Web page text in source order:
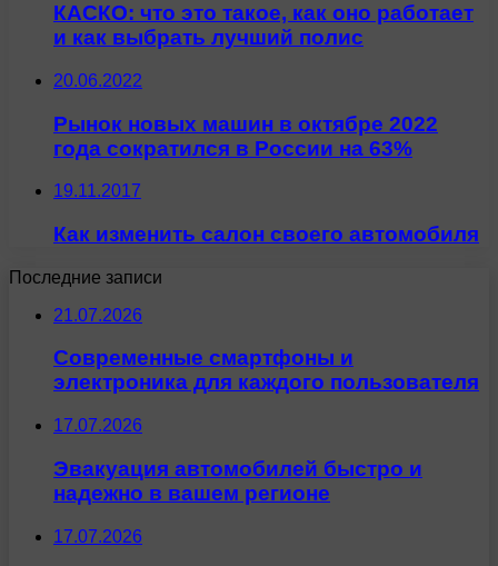
КАСКО: что это такое, как оно работает
и как выбрать лучший полис
20.06.2022
Рынок новых машин в октябре 2022
года сократился в России на 63%
19.11.2017
Как изменить салон своего автомобиля
Последние записи
21.07.2026
Современные смартфоны и
электроника для каждого пользователя
17.07.2026
Эвакуация автомобилей быстро и
надежно в вашем регионе
17.07.2026